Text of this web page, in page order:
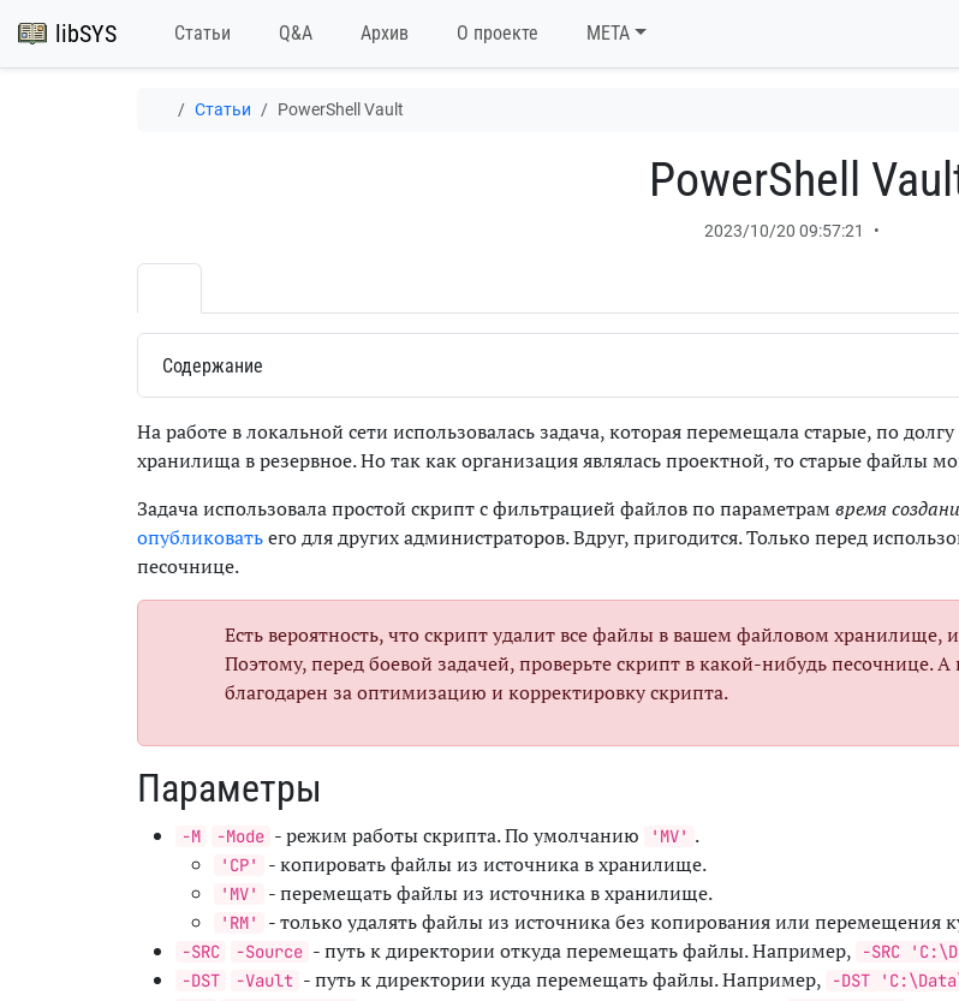
libSYS Статьи Q&A Архив О проекте META
Статьи PowerShell Vault
PowerShell
2023/10/20 09:57:21 •
Содержание
На работе в локальной сети использовалась задача, которая перемещала старые, по
хранилища в резервное. Но так как организация являлась проектной, то старые файлы
Задача использовала простой скрипт с фильтрацией файлов по параметрамвремя
опубликоватьего для других администраторов. Вдруг, пригодится. Только перед
песочнице.
Есть вероятность, что скрипт удалит все файлы в вашем файловом хранилище,
Поэтому, перед боевой задачей, проверьте скрипт в какой-нибудь песочнице.
благодарен за оптимизацию и корректировку скрипта.
Параметры
-M -Mode - режим работы скрипта. По умолчанию 'MV' .
'CP' - копировать файлы из источника в хранилище.
'MV' - перемещать файлы из источника в хранилище.
'RM' - только удалять файлы из источника без копирования или перемещения
-SRC -Source - путь к директории откуда перемещать файлы. Например, -SRC
-DST -Vault - путь к директории куда перемещать файлы. Например, -DST